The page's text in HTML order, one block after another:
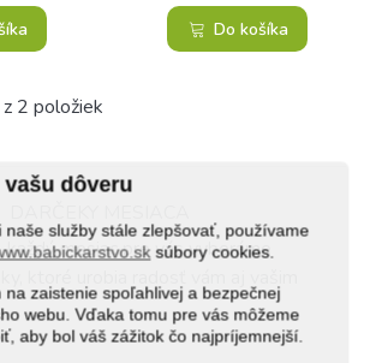
vašu dôveru
naše služby stále zlepšovať, používame
súbory cookies.
na zaistenie spoľahlivej a bezpečnej
webu. Vďaka tomu pre vás môžeme
aby bol váš zážitok čo najpríjemnejší.
každý mesiac pre vás vyberáme
Do košíka
2 položiek